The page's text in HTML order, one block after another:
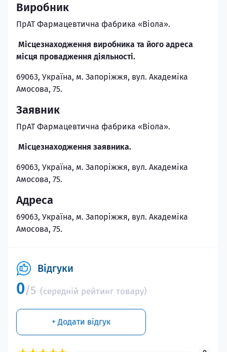
Виробник
ПрАТ Фармацевтична фабрика «Віола».
Місцезнаходження виробника та його адреса
місця провадження діяльності.
69063, Україна, м. Запоріжжя, вул. Академіка
Амосова, 75.
Заявник
ПрАТ Фармацевтична фабрика «Віола».
Місцезнаходження заявника.
69063, Україна, м. Запоріжжя, вул. Академіка
Амосова, 75.
Адреса
69063, Україна, м. Запоріжжя, вул. Академіка
Амосова, 75.
Відгуки
0/5 (середній рейтинг товару)
+ Додати відгук